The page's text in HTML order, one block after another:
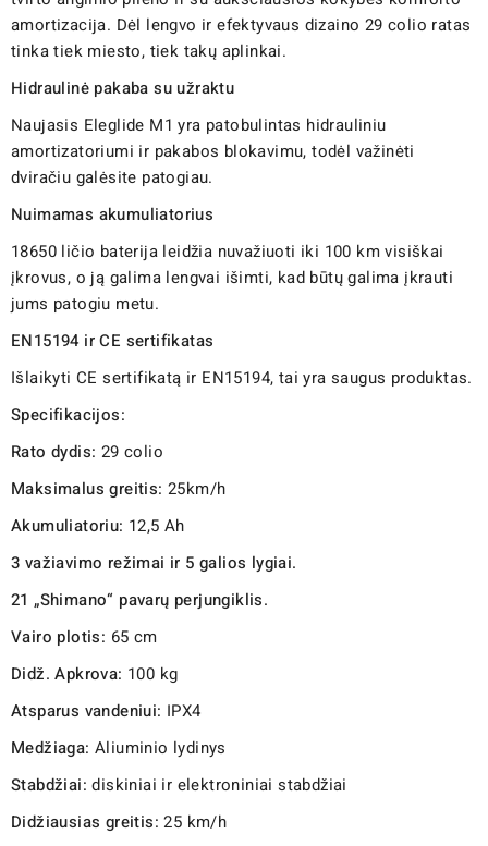
amortizacija. Dėl lengvo ir efektyvaus dizaino 29 colio ratas
tinka tiek miesto, tiek takų aplinkai.
Hidraulinė pakaba su užraktu
Naujasis Eleglide M1 yra patobulintas hidrauliniu
amortizatoriumi ir pakabos blokavimu, todėl važinėti
dviračiu galėsite patogiau.
Nuimamas akumuliatorius
18650 ličio baterija leidžia nuvažiuoti iki 100 km visiškai
įkrovus, o ją galima lengvai išimti, kad būtų galima įkrauti
jums patogiu metu.
EN15194 ir CE sertifikatas
Išlaikyti CE sertifikatą ir EN15194, tai yra saugus produktas.
Specifikacijos:
Rato dydis: 29 colio
Maksimalus greitis: 25km/h
Akumuliatoriu: 12,5 Ah
3 važiavimo režimai ir 5 galios lygiai.
21 „Shimano“ pavarų perjungiklis.
Vairo plotis: 65 cm
Didž. Apkrova: 100 kg
Atsparus vandeniui: IPX4
Medžiaga: Aliuminio lydinys
Stabdžiai: diskiniai ir elektroniniai stabdžiai
Didžiausias greitis: 25 km/h